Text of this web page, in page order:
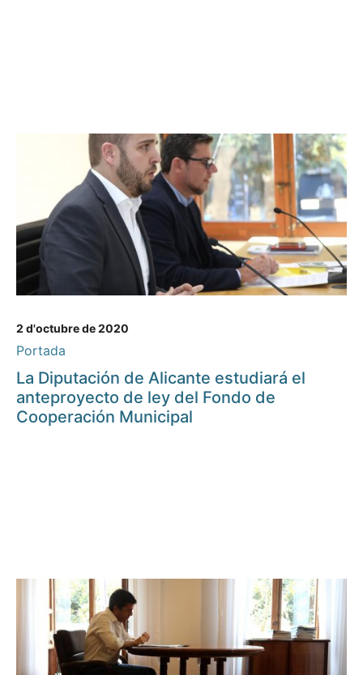
2 d'octubre de 2020
Portada
La Diputación de Alicante estudiará el
anteproyecto de ley del Fondo de
Cooperación Municipal